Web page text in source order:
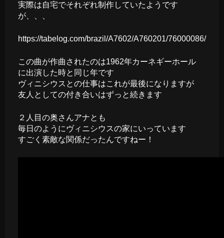
実際は自宅でそれぞれ制作していたようです
が、、、
https://tabelog.com/brazil/A7602/A760201/76000086/
この曲が作曲されたのは1962年カーネギーホール
に出演した時と同じ年です
ヴィニシウスとの仕事はこれが最後になりますが
友人としての付き合いはずっと続きます
２人目の奥さんアナとも
毎日のようにヴィニシウスの家にいっています
すごく素敵な関係だったんですねー！